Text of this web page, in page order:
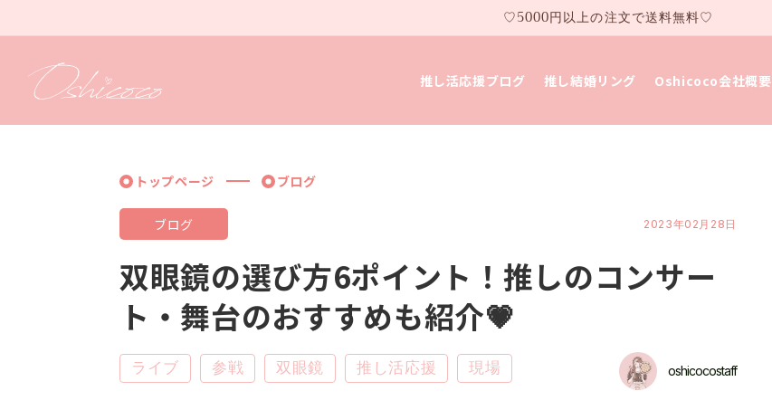
進む
♡5000円以上の注文で送料無料♡
推し活応援ブログ 推し結婚リング Oshicoco会社概要
トップページ ブログ
ブログ 2023年02月28日
双眼鏡の選び方6ポイント！推しのコンサー
ト・舞台のおすすめも紹介💗
ライブ 参戦 双眼鏡 推し活応援 現場 oshicocostaff